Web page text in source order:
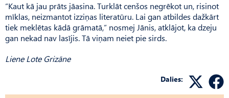
“Kaut kā jau prāts jāasina. Turklāt cenšos negrēkot un, risinot
mīklas, neizmantot izziņas literatūru. Lai gan atbildes dažkārt
tiek meklētas kādā grāmatā,” nosmej Jānis, atklājot, ka dzeju
gan nekad nav lasījis. Tā viņam neiet pie sirds.
Liene Lote Grizāne
Dalies: